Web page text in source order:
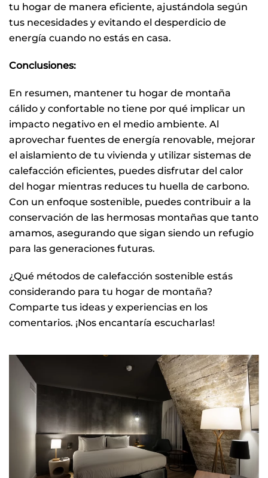
tu hogar de manera eficiente, ajustándola según
tus necesidades y evitando el desperdicio de
energía cuando no estás en casa.
Conclusiones:
En resumen, mantener tu hogar de montaña
cálido y confortable no tiene por qué implicar un
impacto negativo en el medio ambiente. Al
aprovechar fuentes de energía renovable, mejorar
el aislamiento de tu vivienda y utilizar sistemas de
calefacción eficientes, puedes disfrutar del calor
del hogar mientras reduces tu huella de carbono.
Con un enfoque sostenible, puedes contribuir a la
conservación de las hermosas montañas que tanto
amamos, asegurando que sigan siendo un refugio
para las generaciones futuras.
¿Qué métodos de calefacción sostenible estás
considerando para tu hogar de montaña?
Comparte tus ideas y experiencias en los
comentarios. ¡Nos encantaría escucharlas!